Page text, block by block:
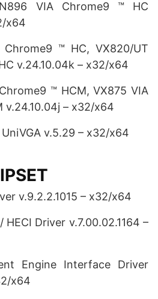
VIA Chrome9 ™ HC
x64
™ HC, VX820/UT
v.24.10.04k – x32/x64
™ HCM, VX875 VIA
v.24.10.04j – x32/x64
v.5.29 – x32/x64
v.9.2.2.1015 – x32/x64
Driver v.7.00.02.1164 –
Engine Interface Driver
x64